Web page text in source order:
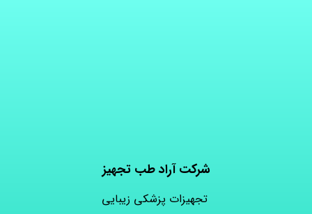
شرکت آراد طب تجهیز
تجهیزات پزشکی زیبایی